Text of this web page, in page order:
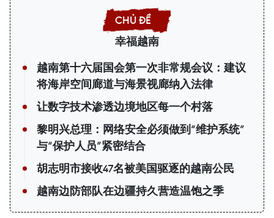
幸福越南
越南第十六届国会第一次非常规会议：建议
将海岸空间廊道与海景视廊纳入法律
让数字技术渗透边境地区每一个村落
黎明兴总理：网络安全必须做到“维护系统”
与“保护人员”紧密结合
胡志明市接收47名被美国驱逐的越南公民
越南边防部队在边疆持久营造温饱之季